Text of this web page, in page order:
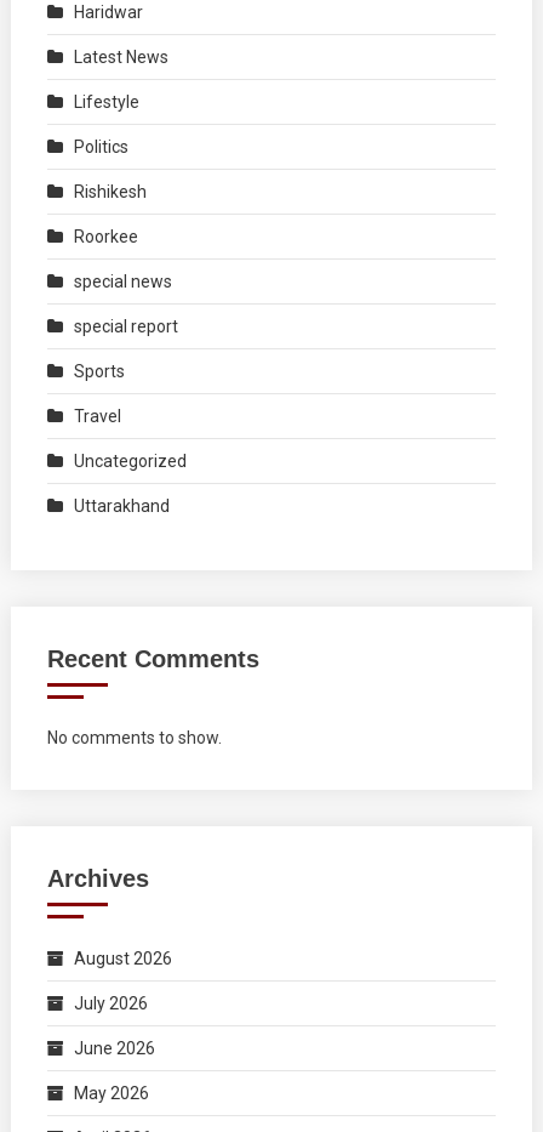
Haridwar
Latest News
Lifestyle
Politics
Rishikesh
Roorkee
special news
special report
Sports
Travel
Uncategorized
Uttarakhand
Recent Comments
No comments to show.
Archives
August 2026
July 2026
June 2026
May 2026